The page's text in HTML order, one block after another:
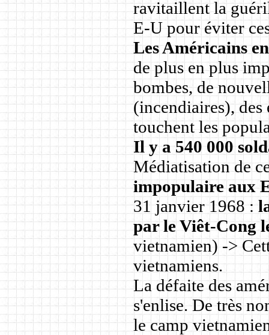
ravitaillent la
E-U pour éviter
Les Américains
de plus en plus
bombes, de
(incendiaires),
touchent les
Il y a 540 000
Médiatisation de
impopulaire aux
31 janvier 1968 :
par le Viêt-Cong
vietnamien) ->
vietnamiens.
La défaite des
s'enlise. De très
le camp